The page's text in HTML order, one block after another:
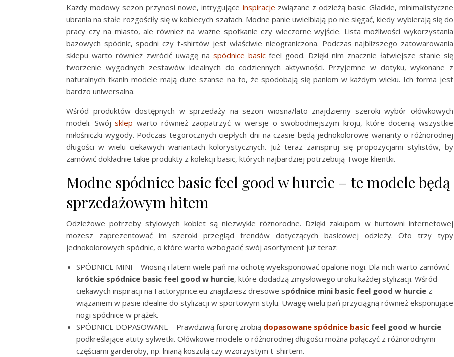
Każdy modowy sezon przynosi nowe, intrygujące inspiracje związane z odzieżą basic. Gładkie, minimalistyczne
ubrania na stałe rozgościły się w kobiecych szafach. Modne panie uwielbiają po nie sięgać, kiedy wybierają się do
pracy czy na miasto, ale również na ważne spotkanie czy wieczorne wyjście. Lista możliwości wykorzystania
bazowych spódnic, spodni czy t-shirtów jest właściwie nieograniczona. Podczas najbliższego zatowarowania
sklepu warto również zwrócić uwagę na spódnice basicfeel good. Dzięki nim znacznie łatwiejsze stanie się
tworzenie wygodnych zestawów idealnych do codziennych aktywności. Przyjemne w dotyku, wykonane z
naturalnych tkanin modele mają duże szanse na to, że spodobają się paniom w każdym wieku. Ich forma jest
bardzo uniwersalna.
Wśród produktów dostępnych w sprzedaży na sezon wiosna/lato znajdziemy szeroki wybór ołówkowych
modeli. Swójsklep warto również zaopatrzyć w wersje o swobodniejszym kroju, które docenią wszystkie
miłośniczki wygody. Podczas tegorocznych ciepłych dni na czasie będą jednokolorowe warianty o różnorodnej
długości w wielu ciekawych wariantach kolorystycznych. Już teraz zainspiruj się propozycjami stylistów, by
zamówić dokładnie takie produkty z kolekcji basic, których najbardziej potrzebują Twoje klientki.
Modne spódnice basic feel good w hurcie – te modele będą
sprzedażowym hitem
Odzieżowe potrzeby stylowych kobiet są niezwykle różnorodne. Dzięki zakupom w hurtowni internetowej
możesz zaprezentować im szeroki przegląd trendów dotyczących basicowej odzieży. Oto trzy typy
jednokolorowych spódnic, o które warto wzbogacić swój asortyment już teraz:
SPÓDNICE MINI – Wiosną i latem wiele pań ma ochotę wyeksponować opalone nogi. Dla nich warto zamówić
krótkie spódnice basic feel good w hurcie, które dodadzą zmysłowego uroku każdej stylizacji. Wśród
ciekawych inspiracji na Factoryprice.eu znajdziesz dresowe spódnice mini basic feel good w hurcie z
wiązaniem w pasie idealne do stylizacji w sportowym stylu. Uwagę wielu pań przyciągną również eksponujące
nogi spódnice w prążek.
SPÓDNICE DOPASOWANE – Prawdziwą furorę zrobią dopasowane spódnice basic feel good w hurcie
podkreślające atuty sylwetki. Ołówkowe modele o różnorodnej długości można połączyć z różnorodnymi
częściami garderoby, np. lnianą koszulą czy wzorzystym t-shirtem.